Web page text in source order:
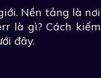
Nền tảng là nơi
là gì? Cách kiếm
đây.